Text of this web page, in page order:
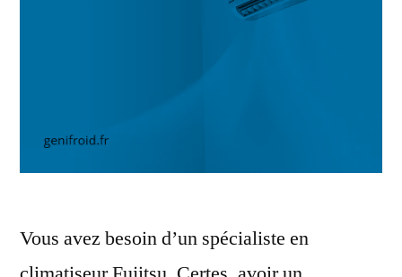
Vous avez besoin d’un spécialiste en